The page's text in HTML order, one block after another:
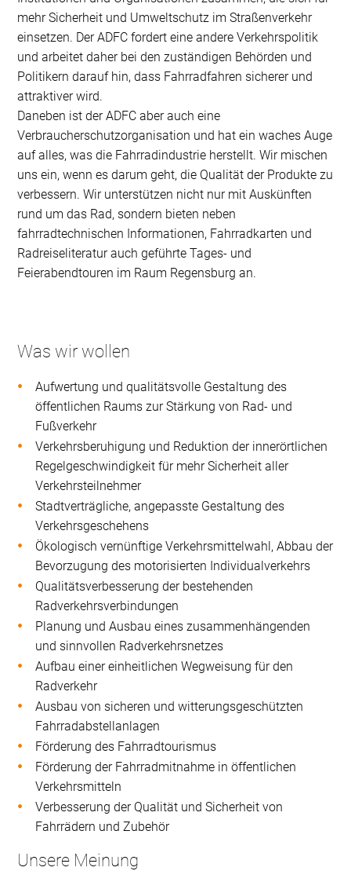
mehr Sicherheit und Umweltschutz im Straßenverkehr
einsetzen. Der ADFC fordert eine andere Verkehrspolitik
und arbeitet daher bei den zuständigen Behörden und
Politikern darauf hin, dass Fahrradfahren sicherer und
attraktiver wird.
Daneben ist der ADFC aber auch eine
Verbraucherschutzorganisation und hat ein waches Auge
auf alles, was die Fahrradindustrie herstellt. Wir mischen
uns ein, wenn es darum geht, die Qualität der Produkte zu
verbessern. Wir unterstützen nicht nur mit Auskünften
rund um das Rad, sondern bieten neben
fahrradtechnischen Informationen, Fahrradkarten und
Radreiseliteratur auch geführte Tages- und
Feierabendtouren im Raum Regensburg an.
Was wir wollen
Aufwertung und qualitätsvolle Gestaltung des
öffentlichen Raums zur Stärkung von Rad- und
Fußverkehr
Verkehrsberuhigung und Reduktion der innerörtlichen
Regelgeschwindigkeit für mehr Sicherheit aller
Verkehrsteilnehmer
Stadtverträgliche, angepasste Gestaltung des
Verkehrsgeschehens
Ökologisch vernünftige Verkehrsmittelwahl, Abbau der
Bevorzugung des motorisierten Individualverkehrs
Qualitätsverbesserung der bestehenden
Radverkehrsverbindungen
Planung und Ausbau eines zusammenhängenden
und sinnvollen Radverkehrsnetzes
Aufbau einer einheitlichen Wegweisung für den
Radverkehr
Ausbau von sicheren und witterungsgeschützten
Fahrradabstellanlagen
Förderung des Fahrradtourismus
Förderung der Fahrradmitnahme in öffentlichen
Verkehrsmitteln
Verbesserung der Qualität und Sicherheit von
Fahrrädern und Zubehör
Unsere Meinung